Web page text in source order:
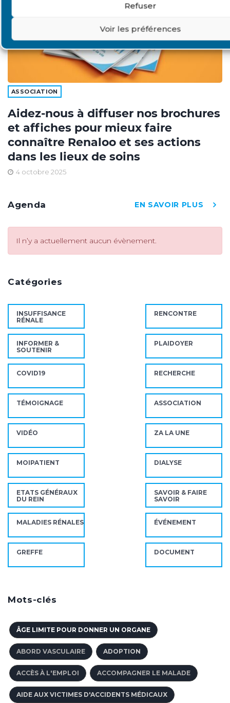
Refuser
Voir les préférences
ASSOCIATION
Aidez-nous à diffuser nos brochures
et affiches pour mieux faire
connaître Renaloo et ses actions
dans les lieux de soins
4 octobre 2025
Agenda EN SAVOIR PLUS
Il n’y a actuellement aucun évènement.
Catégories
INSUFFISANCE
RÉNALE
RENCONTRE
INFORMER &
SOUTENIR
PLAIDOYER
COVID19 RECHERCHE
TÉMOIGNAGE ASSOCIATION
VIDÉO ZA LA UNE
MOIPATIENT DIALYSE
ETATS GÉNÉRAUX
DU REIN
SAVOIR & FAIRE
SAVOIR
MALADIES RÉNALES ÉVÉNEMENT
GREFFE DOCUMENT
Mots-clés
ÂGE LIMITE POUR DONNER UN ORGANE
ABORD VASCULAIRE ADOPTION
ACCÈS À L'EMPLOI ACCOMPAGNER LE MALADE
AIDE AUX VICTIMES D'ACCIDENTS MÉDICAUX